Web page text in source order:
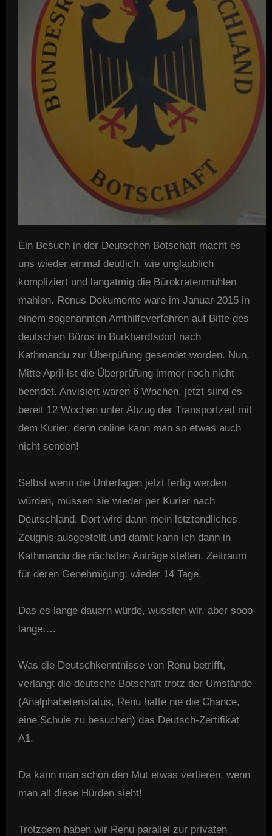
Ein Besuch in der Deutschen Botschaft macht es
uns wieder einmal deutlich, wie unglaublich
kompliziert und langatmig die Bürokratenmühlen
mahlen. Renus Dokumente ware im Januar 2015 in
einem sogenannten Amthilfeverfahren auf Bitte des
deutschen Büros in Burkhardtsdorf nach
Kathmandu zur Überpüfung gesendet worden. Nun,
Mitte April ist die Überprüfung immer noch nicht
beendet. Anvisiert waren 6 Wochen, jetzt siind es
bereit 12 Wochen unter Abzug der Transportzeit mit
dem Kurier, denn online kann man so etwas auch
nicht senden!
Selbst wenn die Unterlagen jetzt fertig werden
würden, müssen sie wieder per Kurier nach
Deutschland. Dort wird dann mein letztendliches
Zeugnis ausgestellt und damit kann ich dann in
Kathmandu die nächsten Anträge stellen. Zeitraum
für deren Genehmigung: wieder 14 Tage.
Das es lange dauern würde, wussten wir, aber sooo
lange….
Was die Deutschkenntnisse von Renu betrifft,
verlangt die deutsche Botschaft trotz der Umstände
(Analphabetenstatus, Renu hatte nie die Chance,
eine Schule zu besuchen) das Deutsch-Zertifikat
A1.
Da kann man schon den Mut etwas verlieren, wenn
man all diese Hürden sieht!
Trotzdem haben wir Renu parallel zur privaten